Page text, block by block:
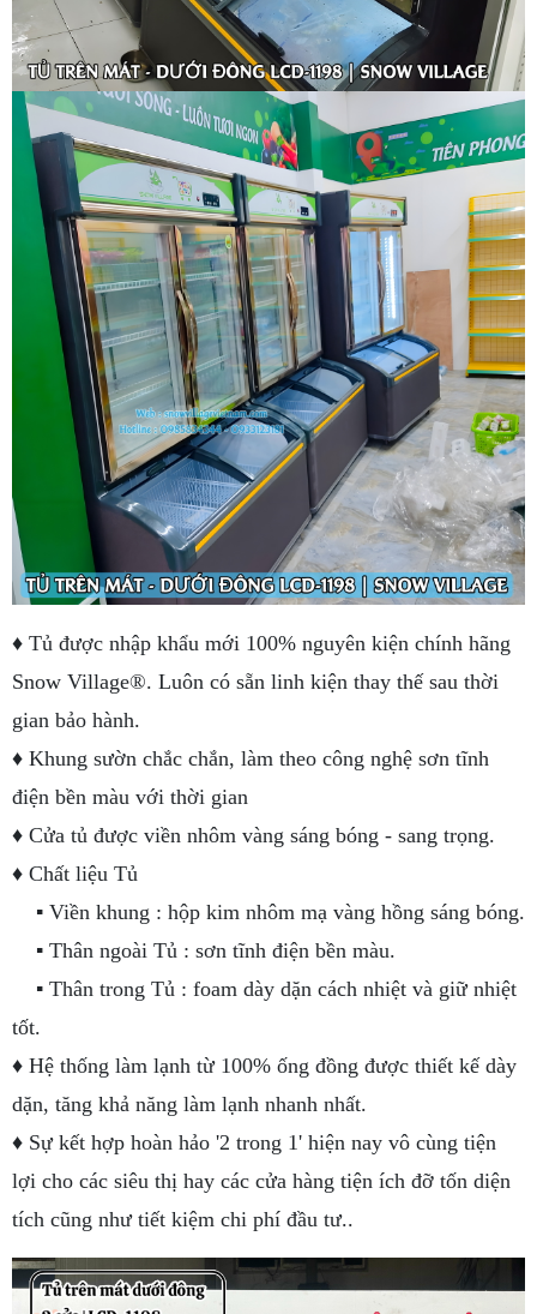
♦ Tủ được nhập khẩu mới 100% nguyên kiện chính hãng
Snow Village®. Luôn có sẵn linh kiện thay thế sau thời
gian bảo hành.
♦ Khung sườn chắc chắn, làm theo công nghệ sơn tĩnh
điện bền màu với thời gian
♦ Cửa tủ được viền nhôm vàng sáng bóng - sang trọng.
♦ Chất liệu Tủ
▪ Viền khung : hộp kim nhôm mạ vàng hồng sáng bóng.
▪ Thân ngoài Tủ : sơn tĩnh điện bền màu.
▪ Thân trong Tủ : foam dày dặn cách nhiệt và giữ nhiệt
tốt.
♦ Hệ thống làm lạnh từ 100% ống đồng được thiết kế dày
dặn, tăng khả năng làm lạnh nhanh nhất.
♦ Sự kết hợp hoàn hảo '2 trong 1' hiện nay vô cùng tiện
lợi cho các siêu thị hay các cửa hàng tiện ích đỡ tốn diện
tích cũng như tiết kiệm chi phí đầu tư..